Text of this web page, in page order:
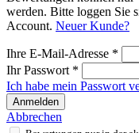
werden. Bitte loggen Sie
Account. Neuer Kunde?
Ihre E-Mail-Adresse *
Ihr Passwort *
Ich habe mein Passwort
Anmelden
Abbrechen